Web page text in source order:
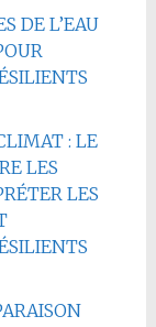
DE L’EAU
: LE
LES
LES